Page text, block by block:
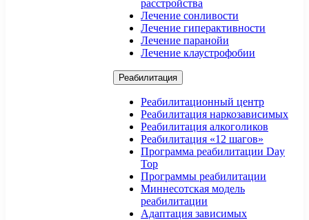
расстройства
Лечение сонливости
Лечение гиперактивности
Лечение паранойи
Лечение клаустрофобии
Реабилитация
Реабилитационный центр
Реабилитация наркозависимых
Реабилитация алкоголиков
Реабилитация «12 шагов»
Программа реабилитации Day
Top
Программы реабилитации
Миннесотская модель
реабилитации
Адаптация зависимых